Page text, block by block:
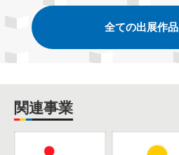
全ての出展作
関連事業